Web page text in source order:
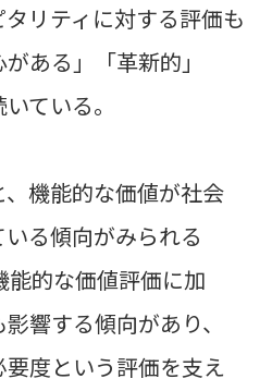
リティに対する評価も
がある」「革新的」
ている。
機能的な価値が社会
る傾向がみられる
的な価値評価に加
響する傾向があり、
度という評価を支え